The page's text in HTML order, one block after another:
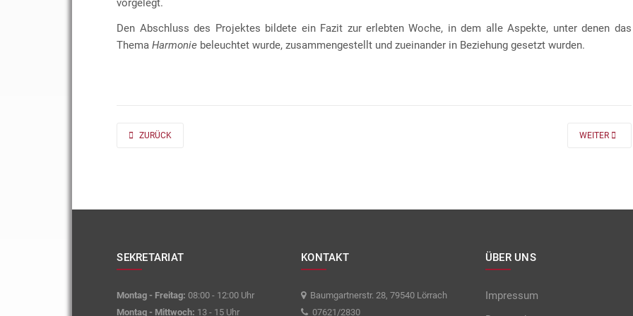
Den Abschluss des Projektes bildete ein Fazit zur erlebten Woche, in dem alle Aspekte, unter denen das
ThemaHarmonie beleuchtet wurde, zusammengestellt und zueinander in Beziehung gesetzt wurden.
PREVIOUS ARTICLE: AD FONTES 2019/20 „MASS“ FÜR DIE KLASSEN 7 UND 8
ZURÜCK NEXT
WEITER
SEKRETARIAT
Montag - Freitag: 08:00 - 12:00 Uhr
Montag - Mittwoch: 13 - 15 Uhr
KONTAKT
Baumgartnerstr. 28, 79540 Lörrach
07621/2830
ÜBER UNS
Impressum